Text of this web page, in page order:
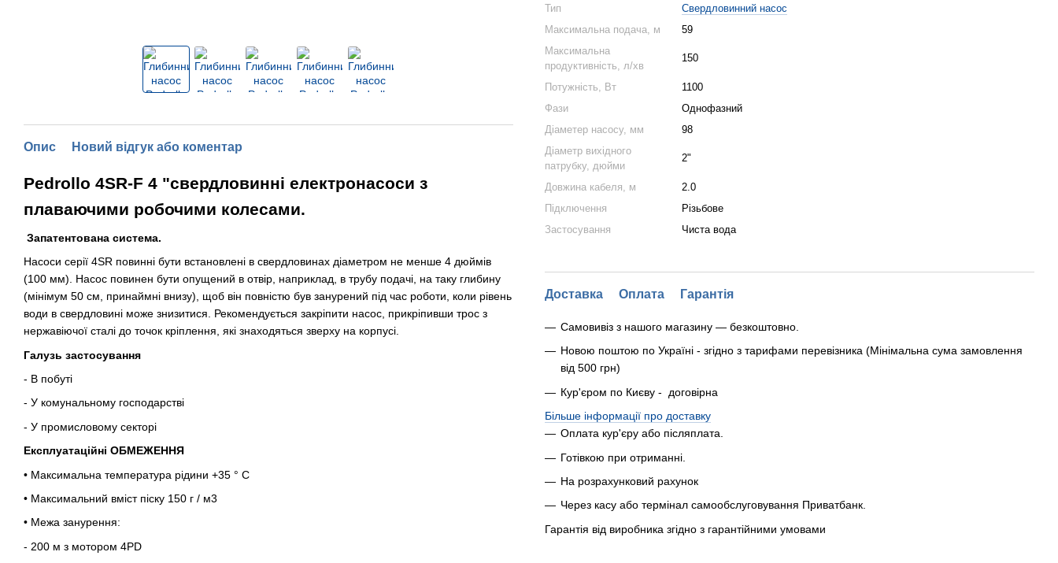
Опис Новий відгук або коментар
Pedrollo 4SR-F 4 "свердловинні електронасоси з
плаваючими робочими колесами.
Запатентована система.
Насоси серії 4SR повинні бути встановлені в свердловинах діаметром не менше 4 дюймів
(100 мм). Насос повинен бути опущений в отвір, наприклад, в трубу подачі, на таку глибину
(мінімум 50 см, принаймні внизу), щоб він повністю був занурений під час роботи, коли рівень
води в свердловині може знизитися. Рекомендується закріпити насос, прикріпивши трос з
нержавіючої сталі до точок кріплення, які знаходяться зверху на корпусі.
Галузь застосування
- В побуті
- У комунальному господарстві
- У промисловому секторі
Експлуатаційні ОБМЕЖЕННЯ
• Максимальна температура рідини +35 ° C
• Максимальний вміст піску 150 г / м3
• Межа занурення:
- 200 м з мотором 4PD
Тип
Свердловинний насос
Максимальна подача, м
59
Максимальна
продуктивність, л/хв
150
Потужність, Вт
1100
Фази
Однофазний
Діаметер насосу, мм
98
Діаметр вихідного
патрубку, дюйми
2"
Довжина кабеля, м
2.0
Підключення
Різьбове
Застосування
Чиста вода
Доставка Оплата Гарантія
Самовивіз з нашого магазину — безкоштовно.
Новою поштою по Україні - згідно з тарифами перевізника (Мінімальна сума замовлення
від 500 грн)
Кур'єром по Києву - договірна
Більше інформації про доставку
Оплата кур'єру або післяплата.
Готівкою при отриманні.
На розрахунковий рахунок
Через касу або термінал самообслуговування Приватбанк.
Гарантія від виробника згідно з гарантійними умовами